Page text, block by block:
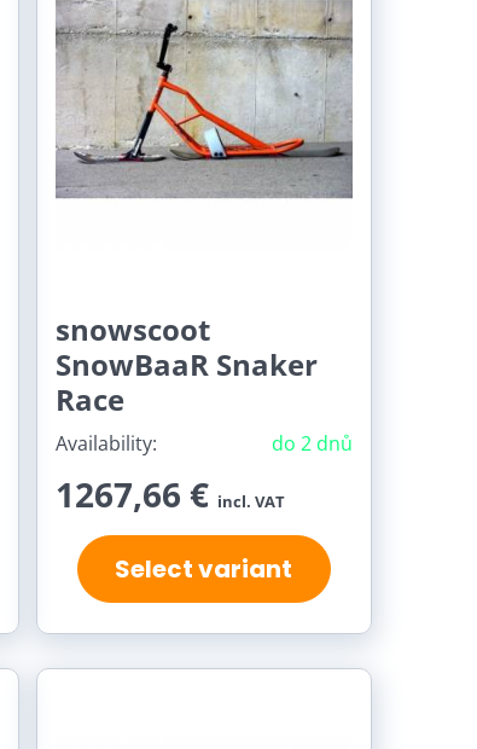
snowscoot
SnowBaaR Snaker
Race
Availability: do 2 dnů
1267,66 € incl. VAT
Select variant